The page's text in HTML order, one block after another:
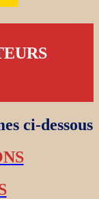
ci-dessous